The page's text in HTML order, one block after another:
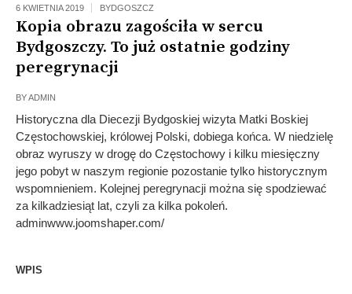
6 KWIETNIA 2019 BYDGOSZCZ
Kopia obrazu zagościła w sercu
Bydgoszczy. To już ostatnie godziny
peregrynacji
BYADMIN
Historyczna dla Diecezji Bydgoskiej wizyta Matki Boskiej
Częstochowskiej, królowej Polski, dobiega końca. W niedzielę
obraz wyruszy w drogę do Częstochowy i kilku miesięczny
jego pobyt w naszym regionie pozostanie tylko historycznym
wspomnieniem. Kolejnej peregrynacji można się spodziewać
za kilkadziesiąt lat, czyli za kilka pokoleń.
adminwww.joomshaper.com/
WPIS